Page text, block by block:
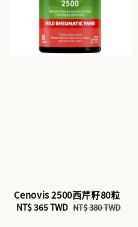
Cenovis 2500西芹籽80粒
Sale
NT$ 365 TWD Regular
NT$ 380 TWD